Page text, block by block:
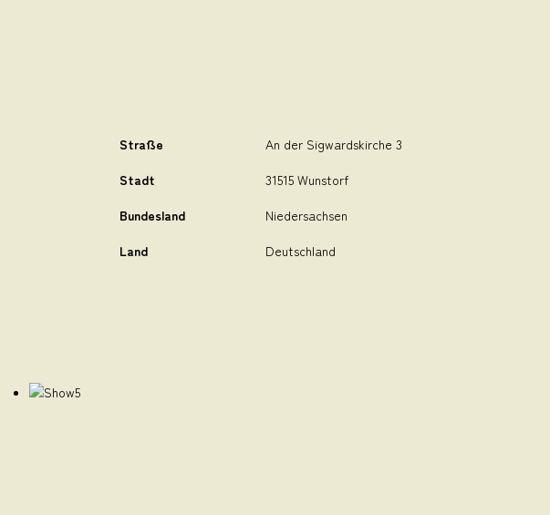
Straße
An der Sigwardskirche 3
Stadt
31515 Wunstorf
Bundesland
Niedersachsen
Land
Deutschland